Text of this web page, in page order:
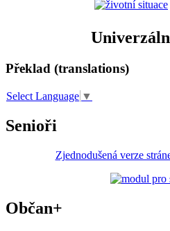
Překlad (translations)
Select Language ▼
Senioři
Zjednodušená verze
Občan+